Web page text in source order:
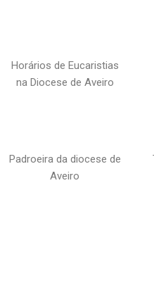
Horários de Eucaristias
na Diocese de Aveiro
Padroeira da diocese de
Aveiro